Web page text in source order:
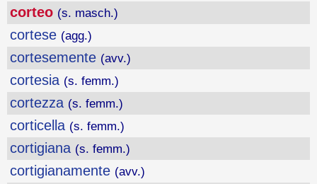
corteo (s. masch.)
cortese (agg.)
cortesemente (avv.)
cortesia (s. femm.)
cortezza (s. femm.)
corticella (s. femm.)
cortigiana (s. femm.)
cortigianamente (avv.)